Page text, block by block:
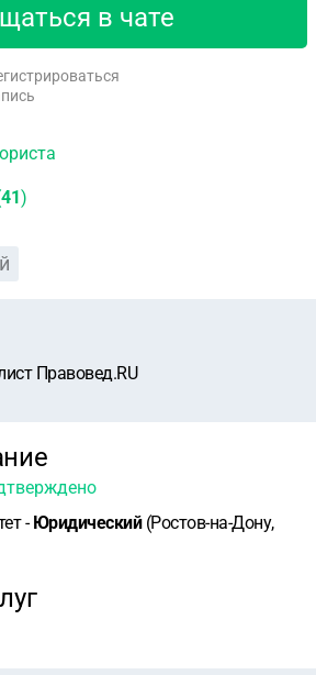
в чате
41)
Правовед.RU
-Юридический(Ростов-на-Дону,